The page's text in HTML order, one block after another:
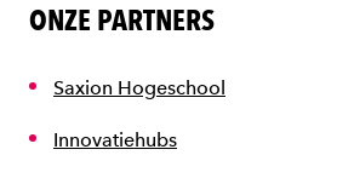
ONZE PARTNERS
Saxion Hogeschool
Innovatiehubs